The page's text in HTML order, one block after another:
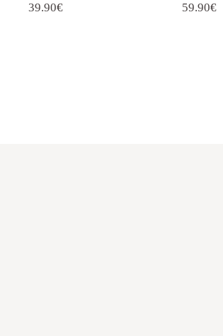
39.90€
59.90€